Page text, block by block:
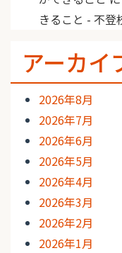
きること - 不登
アーカイ
2026年8月
2026年7月
2026年6月
2026年5月
2026年4月
2026年3月
2026年2月
2026年1月